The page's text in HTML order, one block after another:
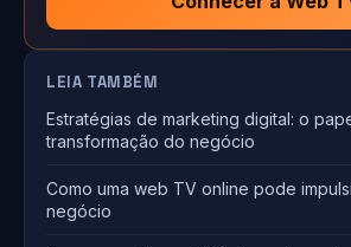
LEIA TAMBÉM
Estratégias de marketing digital: o
transformação do negócio
Como uma web TV online pode
negócio